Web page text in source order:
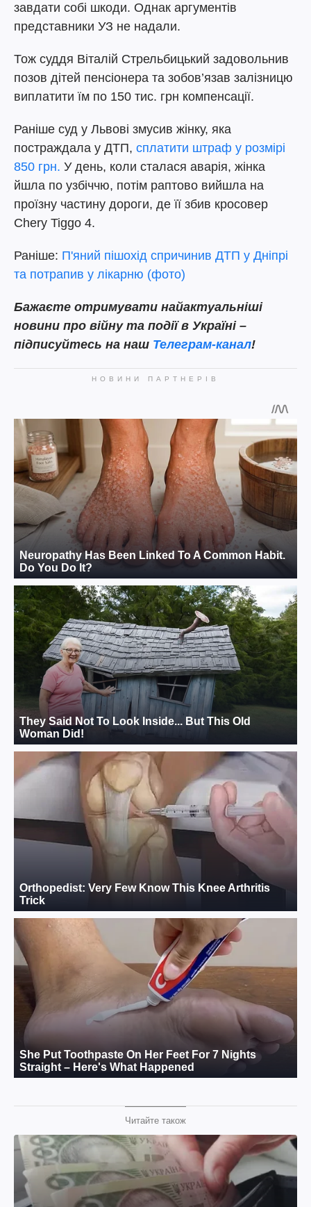
завдати собі шкоди. Однак аргументів
представники УЗ не надали.
Тож суддя Віталій Стрельбицький задовольнив
позов дітей пенсіонера та зобов’язав залізницю
виплатити їм по 150 тис. грн компенсації.
Раніше суд у Львові змусив жінку, яка
постраждала у ДТП, сплатити штраф у розмірі
850 грн. У день, коли сталася аварія, жінка
йшла по узбіччю, потім раптово вийшла на
проїзну частину дороги, де її збив кросовер
Chery Tiggo 4.
Раніше: П'яний пішохід спричинив ДТП у Дніпрі
та потрапив у лікарню (фото)
Бажаєте отримувати найактуальніші
новини про війну та події в Україні –
підписуйтесь на наш Телеграм-канал!
Читайте також